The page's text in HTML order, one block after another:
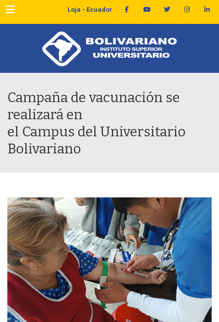
Menu Loja - Ecuador
Campaña de vacunación se
realizará en
el Campus del Universitario
Bolivariano